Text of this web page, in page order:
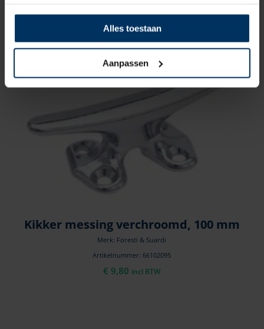
Alles toestaan
Aanpassen
€ 3,20 incl BTW
Kikker messing verchroomd, 100 mm
Merk: Foresti & Suardi
Artikelnummer: 66102095
€ 9,80 incl BTW